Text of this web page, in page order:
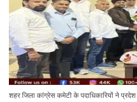
शहर जिला कांग्रेस कमेटी के पदाधिकारियों ने प्रदेश